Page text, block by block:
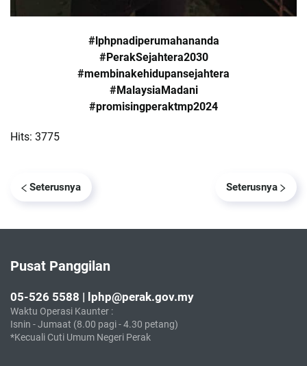
#lphpnadiperumahananda
#PerakSejahtera2030
#membinakehidupansejahtera
#MalaysiaMadani
#promisingperaktmp2024
Hits: 3775
Seterusnya Seterusnya
Pusat Panggilan
05-526 5588 | lphp@perak.gov.my
Waktu Operasi Kaunter :
Isnin - Jumaat (8.00 pagi - 4.30 petang)
*Kecuali Cuti Umum Negeri Perak